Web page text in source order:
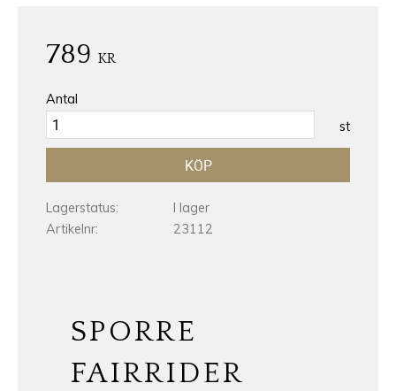
789 KR
Antal
st
KÖP
Lagerstatus
I lager
Artikelnr
23112
SPORRE
FAIRRIDER